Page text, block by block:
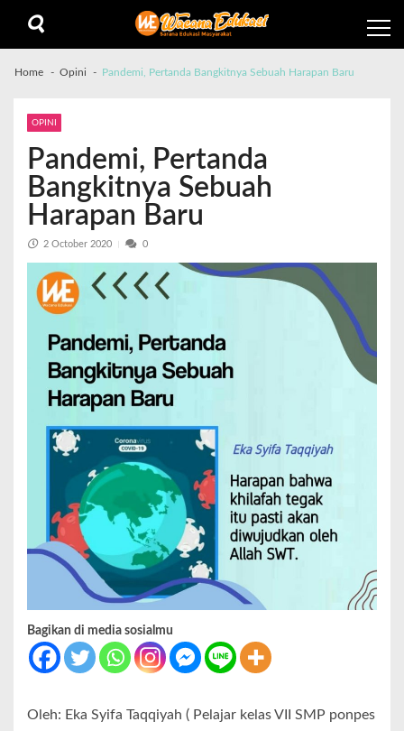
Home Opini Pandemi, Pertanda Bangkitnya Sebuah Harapan Baru
OPINI
Pandemi, Pertanda
Bangkitnya Sebuah
Harapan Baru
2 October 2020 0
Bagikan di media sosialmu
Oleh: Eka Syifa Taqqiyah ( Pelajar kelas VII SMP ponpes